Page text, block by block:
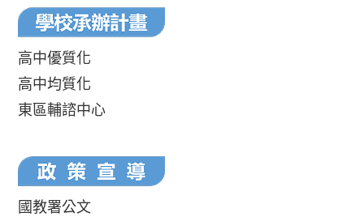
高中優質化
高中均質化
東區輔諮中心
國教署公文